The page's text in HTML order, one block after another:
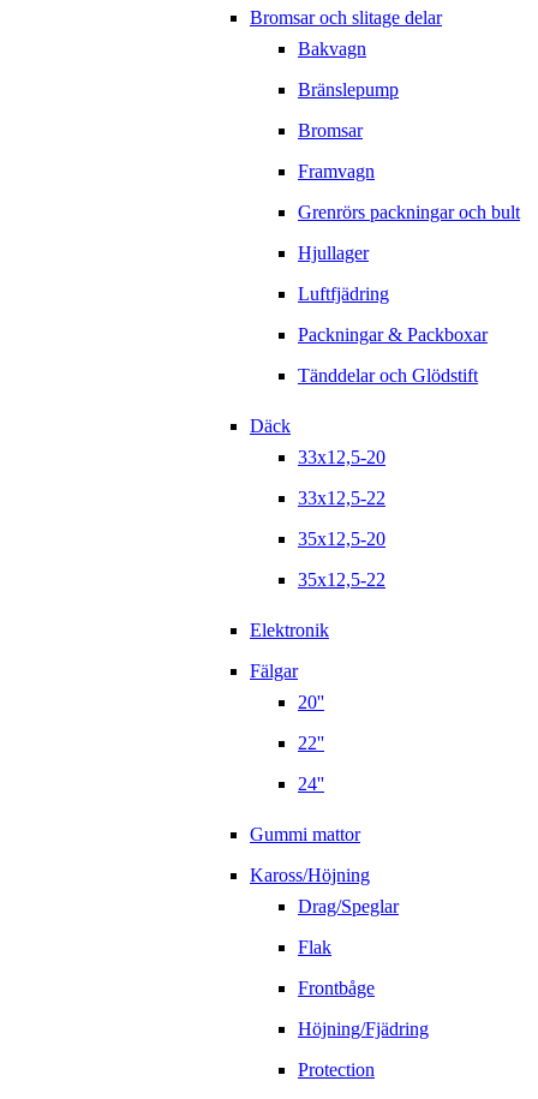
Bromsar och slitage delar
Bakvagn
Bränslepump
Bromsar
Framvagn
Grenrörs packningar och bult
Hjullager
Luftfjädring
Packningar & Packboxar
Tänddelar och Glödstift
Däck
33x12,5-20
33x12,5-22
35x12,5-20
35x12,5-22
Elektronik
Fälgar
20''
22''
24''
Gummi mattor
Kaross/Höjning
Drag/Speglar
Flak
Frontbåge
Höjning/Fjädring
Protection